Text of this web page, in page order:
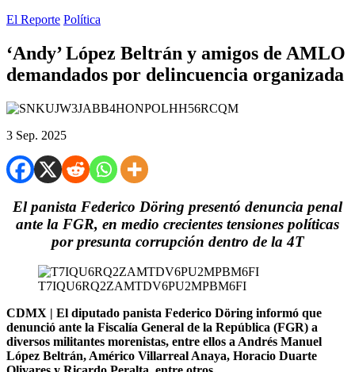
El Reporte Política
‘Andy’ López Beltrán y amigos de AMLO
demandados por delincuencia organizada
3 Sep. 2025
El panista Federico Döring presentó denuncia penal
ante la FGR, en medio crecientes tensiones políticas
por presunta corrupción dentro de la 4T
T7IQU6RQ2ZAMTDV6PU2MPBM6FI
CDMX | El diputado panista Federico Döring informó que
denunció ante la Fiscalía General de la República (FGR) a
diversos militantes morenistas, entre ellos a Andrés Manuel
López Beltrán, Américo Villarreal Anaya, Horacio Duarte